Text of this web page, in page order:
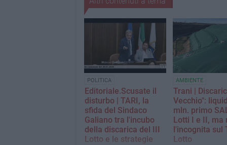
POLITICA
Editoriale.Scusate il
disturbo | TARI, la
sfida del Sindaco
Galiano tra l'incubo
della discarica del III
Lotto e le strategie
AMBIENTE
Trani |
Vecchio":
mln. primo
Lotti I e II, ma
l'incognita sul
Lotto